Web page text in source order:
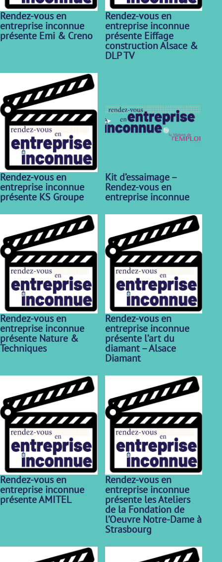
Rendez-vous en
entreprise inconnue
présente Emi & Creno
Rendez-vous en
entreprise inconnue
présente Eiffage
construction Alsace &
DLP TV
Rendez-vous en
entreprise inconnue
présente KS Groupe
Kit d’essaimage –
Rendez-vous en
entreprise inconnue
Rendez-vous en
entreprise inconnue
présente Nature &
Techniques
Rendez-vous en
entreprise inconnue
présente l’art du
diamant – Alsace
Diamant
Rendez-vous en
entreprise inconnue
présente AMITEL
Rendez-vous en
entreprise inconnue
présente les Ateliers
de la Fondation de
l’Oeuvre Notre-Dame à
Strasbourg